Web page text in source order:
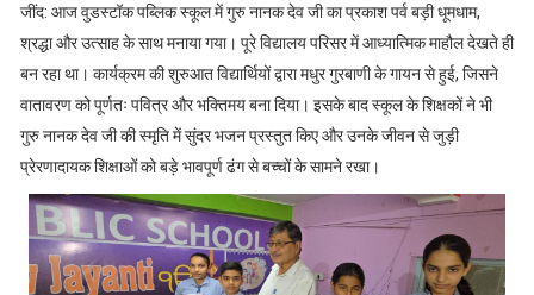
जींद: आज वुडस्टॉक पब्लिक स्कूल में गुरु नानक देव जी का प्रकाश पर्व बड़ी धूमधाम,
श्रद्धा और उत्साह के साथ मनाया गया। पूरे विद्यालय परिसर में आध्यात्मिक माहौल देखते ही
बन रहा था। कार्यक्रम की शुरुआत विद्यार्थियों द्वारा मधुर गुरबाणी के गायन से हुई, जिसने
वातावरण को पूर्णतः पवित्र और भक्तिमय बना दिया। इसके बाद स्कूल के शिक्षकों ने भी
गुरु नानक देव जी की स्मृति में सुंदर भजन प्रस्तुत किए और उनके जीवन से जुड़ी
प्रेरणादायक शिक्षाओं को बड़े भावपूर्ण ढंग से बच्चों के सामने रखा।